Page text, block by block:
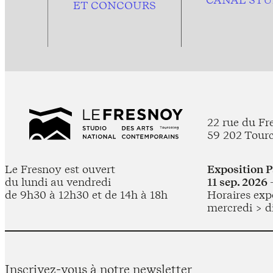
ET CONCOURS
22 rue du
59 202
Le Fresnoy est ouvert
du lundi au vendredi
de 9h30 à 12h30 et de 14h à 18h
Exposition
11 sep.
Horaires
mercredi >
Inscrivez-vous à notre newsletter